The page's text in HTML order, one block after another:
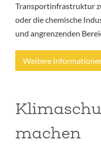
Transportinfrastruktur
oder die chemische
und angrenzenden
Weitere
machen